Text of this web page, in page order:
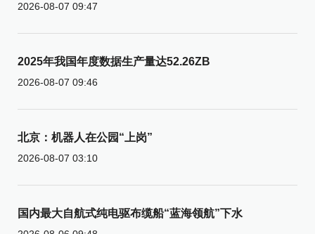
2026-08-07 09:47
2025年我国年度数据生产量达52.26ZB
2026-08-07 09:46
北京：机器人在公园“上岗”
2026-08-07 03:10
国内最大自航式纯电驱布缆船“蓝海领航”下水